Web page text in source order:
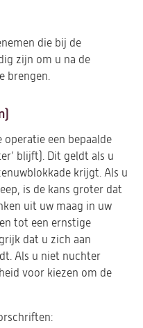
die bij de
zijn om u na de
brengen.
een bepaalde
blijft). Dit geldt als u
krijgt. Als u
is de kans groter dat
uit uw maag in uw
tot een ernstige
dat u zich aan
Als u niet nuchter
voor kiezen om de